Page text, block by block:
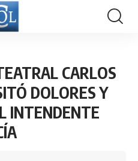
CARLOS
DOLORES Y
INTENDENTE